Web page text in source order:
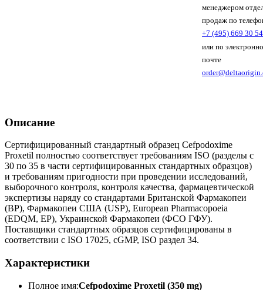
менеджером
продаж по
+7 (495) 669 30 54
или по
почте
Описание
Сертифицированный стандартный образец Cefpodoxime
Proxetil полностью соответствует требованиям ISO (разделы с
30 по 35 в части сертифицированных стандартных образцов)
и требованиям пригодности при проведении исследований,
выборочного контроля, контроля качества, фармацевтической
экспертизы наряду со стандартами Британской Фармакопеи
(BP), Фармакопеи США (USP), European Pharmacopoeia
(EDQM, EP), Украинской Фармакопеи (ФСО ГФУ).
Поставщики стандартных образцов сертифицированы в
соответствии с ISO 17025, cGMP, ISO раздел 34.
Характеристики
Полное имя:Cefpodoxime Proxetil (350 mg)